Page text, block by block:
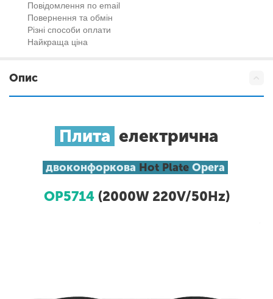
Повідомлення по email
Повернення та обмін
Різні способи оплати
Найкраща ціна
Опис
Плита електрична
двоконфоркова Hot Plate Opera
OP5714(2000W 220V/50Hz)